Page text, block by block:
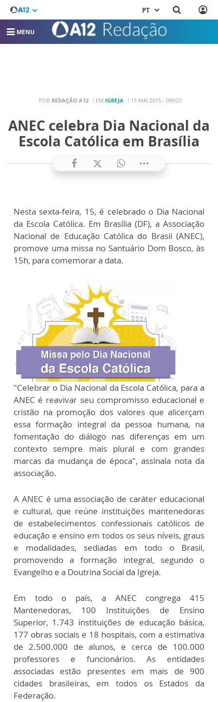
PT
MENU
POR REDAÇÃO A12 EM IGREJA 15 MAI 2015 - 09H22
ANEC celebra Dia Nacional da
Escola Católica em Brasília
Nesta sexta-feira, 15, é celebrado o Dia Nacional
da Escola Católica. Em Brasília (DF), a Associação
Nacional de Educação Católica do Brasil (ANEC),
promove uma missa no Santuário Dom Bosco, às
15h, para comemorar a data.
"Celebrar o Dia Nacional da Escola Católica, para a
ANEC é reavivar seu compromisso educacional e
cristão na promoção dos valores que alicerçam
essa formação integral da pessoa humana, na
fomentação do diálogo nas diferenças em um
contexto sempre mais plural e com grandes
marcas da mudança de época", assinala nota da
associação.
A ANEC é uma associação de caráter educacional
e cultural, que reúne instituições mantenedoras
de estabelecimentos confessionais católicos de
educação e ensino em todos os seus níveis, graus
e modalidades, sediadas em todo o Brasil,
promovendo a formação integral, segundo o
Evangelho e a Doutrina Social da Igreja.
Em todo o país, a ANEC congrega 415
Mantenedoras, 100 Instituições de Ensino
Superior, 1.743 instituições de educação básica,
177 obras sociais e 18 hospitais, com a estimativa
de 2.500.000 de alunos, e cerca de 100.000
professores e funcionários. As entidades
associadas estão presentes em mais de 900
cidades brasileiras, em todos os Estados da
Federação.